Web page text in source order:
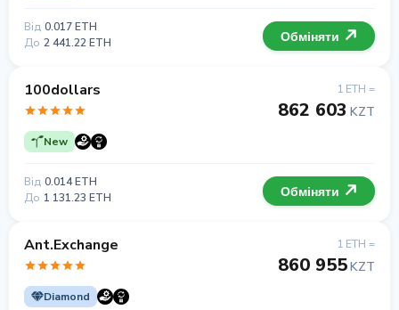
Від 0.017 ETH
До 2 441.22 ETH Обміняти
100dollars
New
1 ETH =
862 603 KZT
Від 0.014 ETH
До 1 131.23 ETH Обміняти
Ant.Exchange
Diamond
1 ETH =
860 955KZT